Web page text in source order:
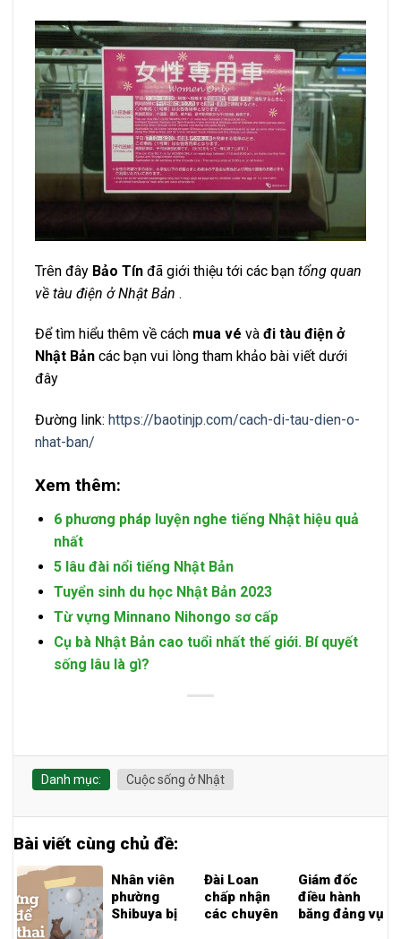
Trên đây Bảo Tín đã giới thiệu tới các bạn tổng quan
về tàu điện ở Nhật Bản .
Để tìm hiểu thêm về cách mua vé và đi tàu điện ở
Nhật Bản các bạn vui lòng tham khảo bài viết dưới
đây
Đường link: https://baotinjp.com/cach-di-tau-dien-o-
nhat-ban/
Xem thêm:
6 phương pháp luyện nghe tiếng Nhật hiệu quả
nhất
5 lâu đài nổi tiếng Nhật Bản
Tuyển sinh du học Nhật Bản 2023
Từ vựng Minnano Nihongo sơ cấp
Cụ bà Nhật Bản cao tuổi nhất thế giới. Bí quyết
sống lâu là gì?
Danh mục: Cuộc sống ở Nhật
Bài viết cùng chủ đề:
Nhân viên
phường
Shibuya bị
Đài Loan
chấp nhận
các chuyên
Giám đốc
điều hành
băng đảng vụ